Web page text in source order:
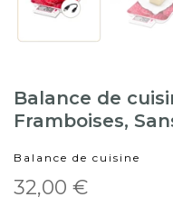
Balance de
Framboises,
Balance de cuisine
32,00 €